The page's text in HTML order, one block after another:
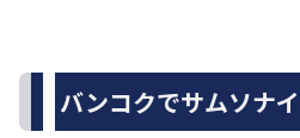
バンコクでサムソナ